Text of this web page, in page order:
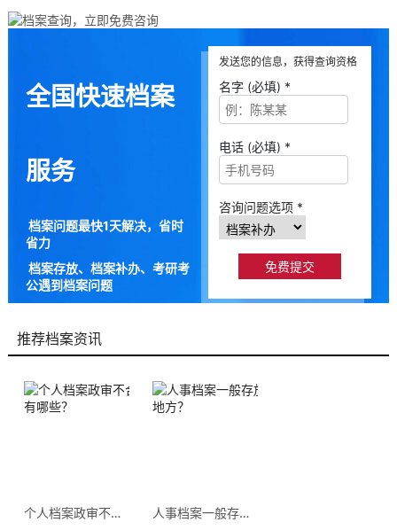
全国快速档案
服务
档案问题最快1天解决，省时
省力
档案存放、档案补办、考研考
公遇到档案问题
发送您的信息，获得查询资格
名字 (必填) *
电话 (必填) *
咨询问题选项 *
推荐档案资讯
个人档案政审不合格的原因有哪些？
人事档案一般存放在哪几个地方？